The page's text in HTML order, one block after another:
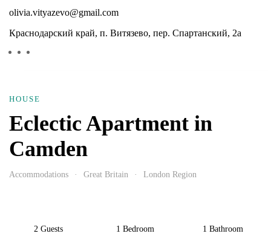
olivia.vityazevo@gmail.com
Краснодарский край, п. Витязево, пер. Спартанский, 2а
HOUSE
Eclectic Apartment in
Camden
Accommodations Great Britain London Region
2 Guests 1 Bedroom 1 Bathroom